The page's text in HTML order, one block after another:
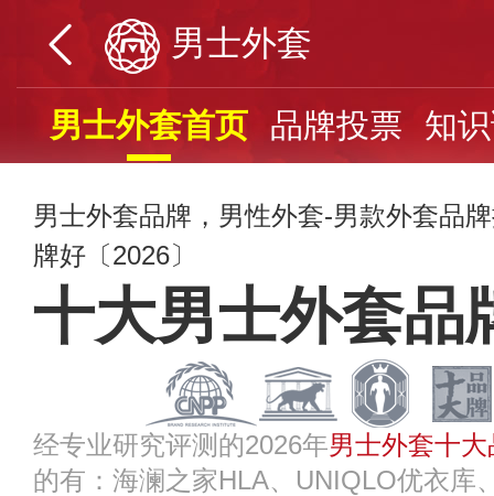
男士外套
男士外套首页 品牌投票 知
男士外套品牌，男性外套-男款外套品
牌好〔2026〕
十大男士外套品
经专业研究评测的2026年男士外套十
的有：海澜之家HLA、UNIQLO优衣库